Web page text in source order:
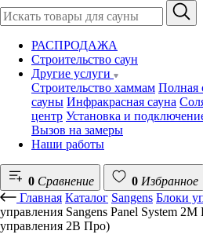
РАСПРОДАЖА
Строительство саун
Другие услуги
Строительство хаммам Полная
сауны Инфракрасная сауна
центр Установка и
Вызов на замеры
Наши работы
0 Сравнение 0 Избранное
Главная Каталог Sangens Блоки
управления Sangens Panel System
управления 2В Про)